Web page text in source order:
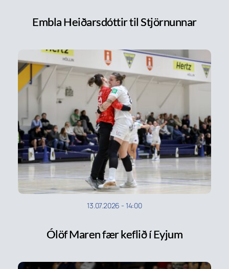
Embla Heiðarsdóttir til Stjörnunnar
13.07.2026 - 14:00
Ólöf Maren fær keflið í Eyjum